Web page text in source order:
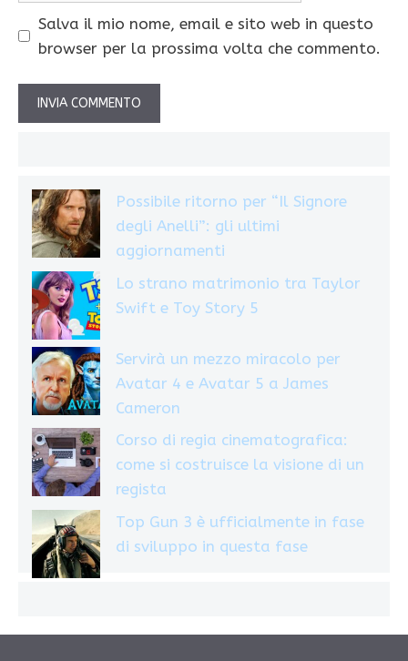
Salva il mio nome, email e sito web in questo
browser per la prossima volta che commento.
Possibile ritorno per “Il Signore
degli Anelli”: gli ultimi
aggiornamenti
Lo strano matrimonio tra Taylor
Swift e Toy Story 5
Servirà un mezzo miracolo per
Avatar 4 e Avatar 5 a James
Cameron
Corso di regia cinematografica:
come si costruisce la visione di un
regista
Top Gun 3 è ufficialmente in fase
di sviluppo in questa fase